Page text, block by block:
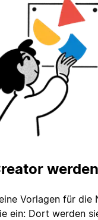
werden
Vorlagen für die
ein: Dort werden